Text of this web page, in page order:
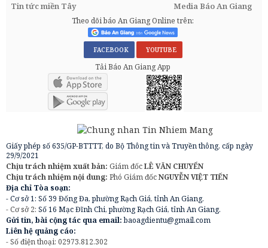
Tin tức miền Tây
Media Báo An Giang
Theo dõi báo An Giang Online trên:
FACEBOOK YOUTUBE
Tải Báo An Giang App
Giấy phép số 635/GP-BTTTT, do Bộ Thông tin và Truyền thông, cấp ngày
29/9/2021
Chịu trách nhiệm xuất bản: Giám đốcLÊ VĂN CHUYỂN
Chịu trách nhiệm nội dung: Phó Giám đốcNGUYỄN VIỆT TIẾN
Địa chỉ Tòa soạn:
- Cơ sở 1: Số 39 Đống Đa, phường Rạch Giá, tỉnh An Giang.
- Cơ sở 2: Số 16 Mạc Đĩnh Chi, phường Rạch Giá, tỉnh An Giang.
Gửi tin, bài cộng tác qua email:baoagdientu@gmail.com
Liên hệ quảng cáo:
- Số điện thoại: 02973.812.302